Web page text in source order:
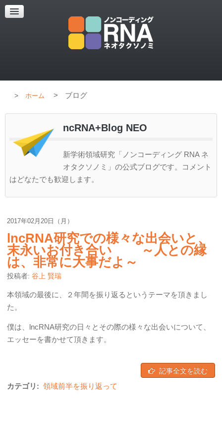
超解像顕微鏡
超解像顕微鏡の紹介
ホーム > ブログ
ncRNA+Blog NEO
新学術領域研究「ノンコーディング RNA ネ
オタクソノミ」の公式ブログです。コメント
はどなたでも歓迎します。
2017年02月20日（月）
lncRNA研究での様々な出会いと、
末永いお付き合い ～人との縁
は、非常に大事だよ～
投稿者: 谷上 賢瑞
本領域の最後に、２年間を振り返るというテーマを頂きまし
た。
僕は、lncRNA研究の日々とその際の様々な出会いについて、
エッセーを書かせて頂きます。
記事全文を読む
カテゴリ: 領域前半を振り返って